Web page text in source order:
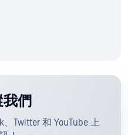
我們
Twitter 和 YouTube 上